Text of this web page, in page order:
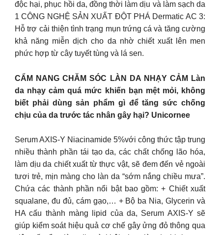
độc hại, phục hồi da, đồng thời làm dịu và làm sạch da
1 CÔNG NGHỆ SẢN XUẤT ĐỘT PHÁ Dermatic AC 3:
Hỗ trợ cải thiện tình trạng mụn trứng cá và tăng cường
khả năng miễn dịch cho da nhờ chiết xuất lên men
phức hợp từ cây tuyết tùng và lá sen.
CẨM NANG CHĂM SÓC LÀN DA NHẠY CẢM Làn
da nhạy cảm quá mức khiến bạn mệt mỏi, không
biết phải dùng sản phẩm gì để tăng sức chống
chịu của da trước tác nhân gây hại? Unicornee
Serum AXIS-Y Niacinamide 5%với công thức tập trung
nhiều thành phần tái tạo da, các chất chống lão hóa,
làm dịu da chiết xuất từ thực vật, sẽ đem đến vẻ ngoài
tươi trẻ, mịn màng cho làn da “sớm nắng chiều mưa”.
Chứa các thành phần nổi bật bao gồm: + Chiết xuất
squalane, đu đủ, cám gạo,… + Bộ ba Nia, Glycerin và
HA cấu thành màng lipid của da, Serum AXIS-Y sẽ
giúp kiểm soát hiệu quả cơ chế gây ửng đỏ thông qua